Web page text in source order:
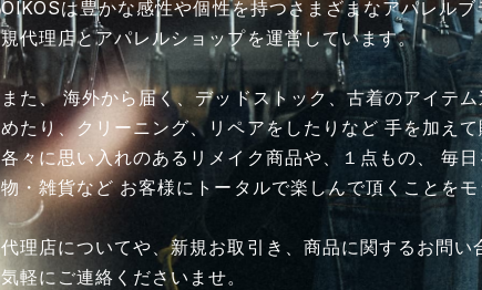
OIKOSは豊かな感性や個性を持つさまざまなアパレル
規代理店とアパレルショップを運営しています。
また、 海外から届く、デッドストック、古着のアイテ
めたり、クリーニング、リペアをしたりなど 手を加え
各々に思い入れのあるリメイク商品や、１点もの、 毎
物・雑貨など お客様にトータルで楽しんで頂くことをモ
代理店についてや、新規お取引き、商品に関するお問
気軽にご連絡くださいませ。